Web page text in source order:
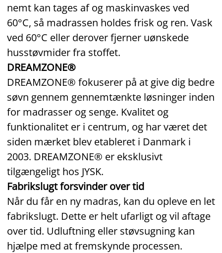
nemt kan tages af og maskinvaskes ved
60°C, så madrassen holdes frisk og ren. Vask
ved 60°C eller derover fjerner uønskede
husstøvmider fra stoffet.
DREAMZONE®
DREAMZONE® fokuserer på at give dig bedre
søvn gennem gennemtænkte løsninger inden
for madrasser og senge. Kvalitet og
funktionalitet er i centrum, og har været det
siden mærket blev etableret i Danmark i
2003. DREAMZONE® er eksklusivt
tilgængeligt hos JYSK.
Fabrikslugt forsvinder over tid
Når du får en ny madras, kan du opleve en let
fabrikslugt. Dette er helt ufarligt og vil aftage
over tid. Udluftning eller støvsugning kan
hjælpe med at fremskynde processen.